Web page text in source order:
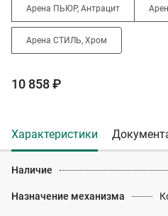
Арена ПЬЮР, Антрацит
Арена СТИЛЬ, Хром
10 858 ₽
Характеристики
Наличие
Назначение механизма